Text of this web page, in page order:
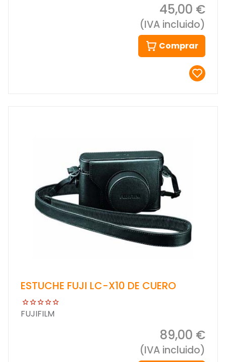
45,00 €
(IVA incluido)
Comprar
ESTUCHE FUJI LC-X10 DE CUERO
FUJIFILM
89,00 €
(IVA incluido)